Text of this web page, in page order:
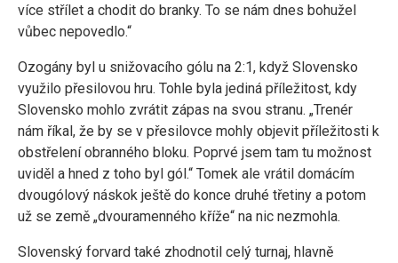
více střílet a chodit do branky. To se nám dnes bohužel
vůbec nepovedlo.“
Ozogány byl u snižovacího gólu na 2:1, když Slovensko
využilo přesilovou hru. Tohle byla jediná příležitost, kdy
Slovensko mohlo zvrátit zápas na svou stranu. „Trenér
nám říkal, že by se v přesilovce mohly objevit příležitosti k
obstřelení obranného bloku. Poprvé jsem tam tu možnost
uviděl a hned z toho byl gól.“ Tomek ale vrátil domácím
dvougólový náskok ještě do konce druhé třetiny a potom
už se země „dvouramenného kříže“ na nic nezmohla.
Slovenský forvard také zhodnotil celý turnaj, hlavně